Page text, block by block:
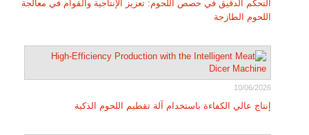
التحكم الدقيق في حصص اللحوم: تعزيز الإنتاجية والقوام في معالجة
اللحوم الطازجة
10/06/2026
إنتاج عالي الكفاءة باستخدام آلة تقطيم اللحوم الذكية